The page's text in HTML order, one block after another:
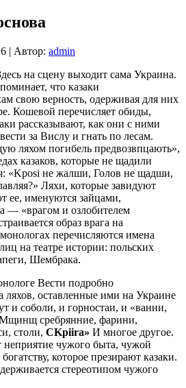
| Автор: admin
на сцену выходит сама Украина.
что казаки
свою верность, одерживая для них
Кошевой перечисляет обиды,
рассказывают, как они с ними
за Вислу и гнать по лесам.
ляхом погибель предвозвпцають»,
казаков, которые не щадили
«Kposi не жалши, Голов не щадши,
Ляхи, которые завидуют
ее, именуются зайцами,
— «врагом и озлобителем
образ врага на
перечисляются имена
на театре истории: польских
Шембрака.
Вести подробно
ляхов, оставленные ими на Украине
и соболи, и горностаи, и «ванни,
сребрянние, фарини,
столи, CKpiira» И многое другое.
неприятие чужого быта, чужой
которое презирают казаки.
стереотипом чужого